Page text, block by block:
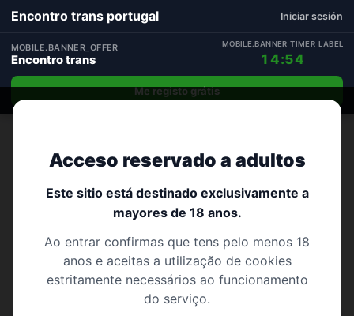
Acceso reservado a adultos
Este sitio está destinado exclusivamente a
mayores de 18 anos.
Ao entrar confirmas que tens pelo menos 18
anos e aceitas a utilização de cookies
estritamente necessários ao funcionamento
do serviço.
Encontro trans portugal Iniciar sesión
MOBILE.BANNER_OFFER
Encontro trans
MOBILE.BANNER_TIMER_LABEL
14:53
Me registo grátis
Localizações
Explora todas as cidades disponíveis (308) e
acede rapidamente às páginas locais.
Ver todas as cidades